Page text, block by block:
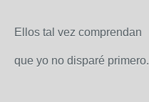
Ellos tal vez comprendan
que yo no disparé primero.